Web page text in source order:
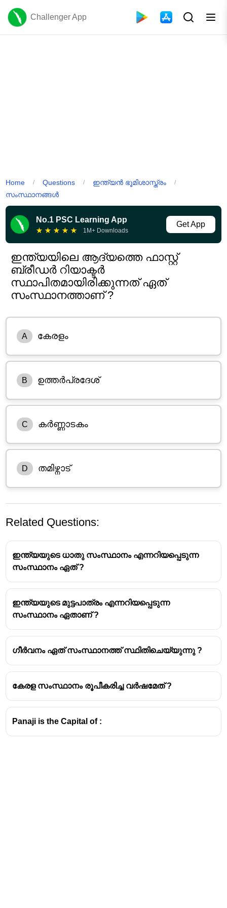
Challenger App
Home / Questions / ഇന്ത്യൻ ഭൂമിശാസ്ത്രം /
സംസ്ഥാനങ്ങൾ
No.1 PSC Learning App
★ ★ ★ ★ ★ 1M+ Downloads
Get App
ഇന്ത്യയിലെ ആദ്യത്തെ ഫാസ്റ്റ്
ബ്രീഡർ റിയാക്ടർ
സ്ഥാപിതമായിരിക്കുന്നത് ഏത്
സംസ്ഥാനത്താണ് ?
A കേരളം
B ഉത്തർപ്രദേശ്
C കർണ്ണാടകം
D തമിഴ്നാട്
തമിഴ്നാട്ടിലെ കൽപ്പാക്കത്ത് 1985 ഡിസംബർ
16നാണ് രാജ്യത്തിലെ ആദ്യത്തെ ഫാസ്റ്റ്
ബ്രീഡർ റിയാക്ടർ സ്ഥാപിതമായത്.
നടത്തുന്നതിനോടൊപ്പം മറ്റൊരു
ന്യൂക്ലിയർറിയാക്ഷനാവശ്യമായ ഇന്ധനം
Related Questions:
ഇന്ത്യയുടെ ധാതു സംസ്ഥാനം എന്നറിയപ്പെടുന്ന
സംസ്ഥാനം ഏത് ?
ഇന്ത്യയുടെ മുട്ടപാത്രം എന്നറിയപ്പെടുന്ന
സംസ്ഥാനം ഏതാണ് ?
ഗീർവനം ഏത് സംസ്ഥാനത്ത് സ്ഥിതിചെയ്യുന്നു ?
കേരള സംസ്ഥാനം രൂപീകരിച്ച വർഷമേത് ?
Panaji is the Capital of :